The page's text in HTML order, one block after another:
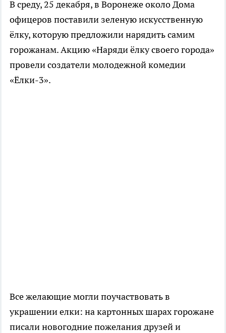
В среду, 25 декабря, в Воронеже около Дома
офицеров поставили зеленую искусственную
ёлку, которую предложили нарядить самим
горожанам. Акцию «Наряди ёлку своего города»
провели создатели молодежной комедии
«Ёлки-3».
Все желающие могли поучаствовать в
украшении елки: на картонных шарах горожане
писали новогодние пожелания друзей и